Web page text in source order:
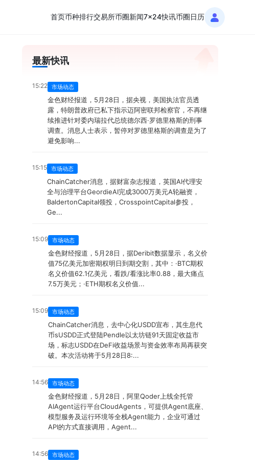
首页币种排行交易所币圈新闻7x24快讯币圈日历
最新快讯
15:22 市场动态
金色财经报道，5月28日，据央视，美国执法官员透
露，特朗普政府已私下指示迈阿密联邦检察官，不再继
续推进针对委内瑞拉代总统德尔西·罗德里格斯的刑事
调查。消息人士表示，暂停对罗德里格斯的调查是为了
避免影响...
15:15 市场动态
ChainCatcher消息，据财富杂志报道，英国AI代理安
全与治理平台GeordieAI完成3000万美元A轮融资，
BaldertonCapital领投，CrosspointCapital参投，
Ge...
15:09 市场动态
金色财经报道，5月28日，据Deribit数据显示，名义价
值75亿美元加密期权明日到期交割，其中：·BTC期权
名义价值62.1亿美元，看跌/看涨比率0.88，最大痛点
7.5万美元；·ETH期权名义价值...
15:09 市场动态
ChainCatcher消息，去中心化USDD宣布，其生息代
币sUSDD正式登陆Pendle以太坊链91天固定收益市
场，标志USDD在DeFi收益场景与资金效率布局再获突
破。本次活动将于5月28日8:...
14:56 市场动态
金色财经报道，5月28日，阿里Qoder上线全托管
AIAgent运行平台CloudAgents，可提供Agent底座、
模型服务及运行环境等全栈Agent能力，企业可通过
API的方式直接调用，Agent...
14:56 市场动态